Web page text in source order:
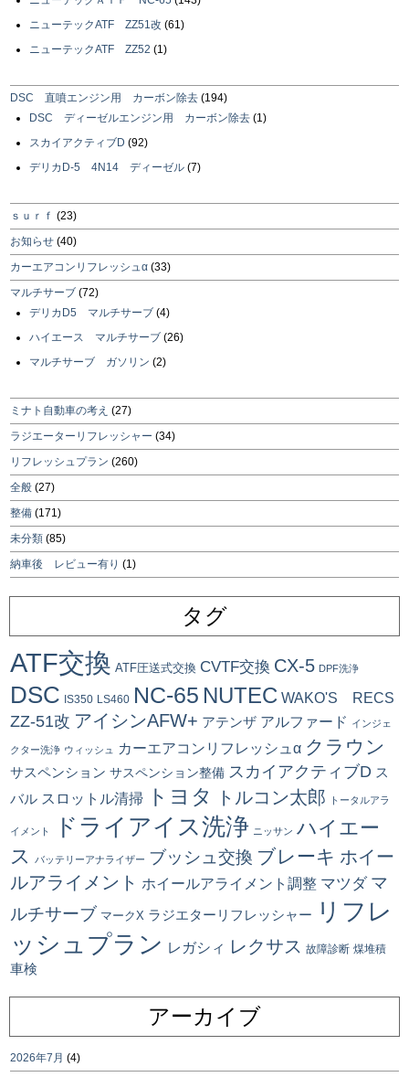
ニューテックATF ZZ51改 (61)
ニューテックATF ZZ52 (1)
DSC 直噴エンジン用 カーボン除去 (194)
DSC ディーゼルエンジン用 カーボン除去 (1)
スカイアクティブD (92)
デリカD-5 4N14 ディーゼル (7)
ｓｕｒｆ (23)
お知らせ (40)
カーエアコンリフレッシュα (33)
マルチサーブ (72)
デリカD5 マルチサーブ (4)
ハイエース マルチサーブ (26)
マルチサーブ ガソリン (2)
ミナト自動車の考え (27)
ラジエーターリフレッシャー (34)
リフレッシュプラン (260)
全般 (27)
整備 (171)
未分類 (85)
納車後 レビュー有り (1)
タグ
ATF交換 ATF圧送式交換 CVTF交換 CX-5 DPF洗浄
DSC IS350 LS460 NC-65 NUTEC WAKO'S RECS
ZZ-51改 アイシンAFW+ アテンザ アルファード インジェ
クター洗浄 ウィッシュ カーエアコンリフレッシュα クラウン
サスペンション サスペンション整備 スカイアクティブD ス
バル スロットル清掃 トヨタ トルコン太郎 トータルアラ
イメント ドライアイス洗浄 ニッサン ハイエー
ス
バッテリーアナライザー ブッシュ交換 ブレーキ ホイー
ルアライメント ホイールアライメント調整 マツダ マ
ルチサーブ マークX ラジエターリフレッシャー
リフレ
ッシュプラン レガシィ レクサス 故障診断 煤堆積
車検
アーカイブ
2026年7月 (4)